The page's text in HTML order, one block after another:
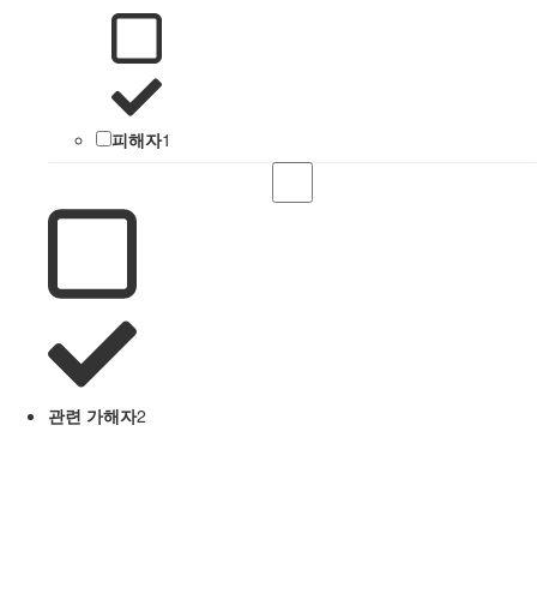
피해자1
관련 가해자2